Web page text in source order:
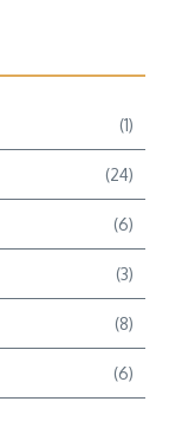
(1)
(24)
(6)
(3)
(8)
(6)